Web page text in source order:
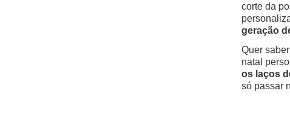
corte da
geração
Quer
natal
os laços
só passar